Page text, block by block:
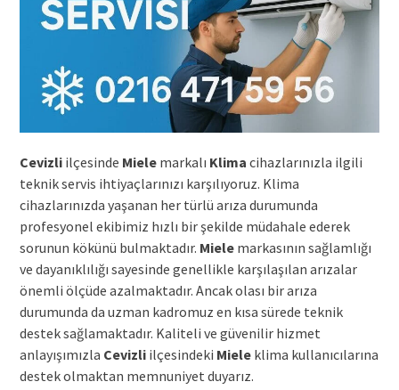
Cevizliilçesinde Mielemarkalı Klima cihazlarınızla ilgili
teknik servis ihtiyaçlarınızı karşılıyoruz. Klima
cihazlarınızda yaşanan her türlü arıza durumunda
profesyonel ekibimiz hızlı bir şekilde müdahale ederek
sorunun kökünü bulmaktadır. Mielemarkasının sağlamlığı
ve dayanıklılığı sayesinde genellikle karşılaşılan arızalar
önemli ölçüde azalmaktadır. Ancak olası bir arıza
durumunda da uzman kadromuz en kısa sürede teknik
destek sağlamaktadır. Kaliteli ve güvenilir hizmet
anlayışımızla Cevizliilçesindeki Mieleklima kullanıcılarına
destek olmaktan memnuniyet duyarız.